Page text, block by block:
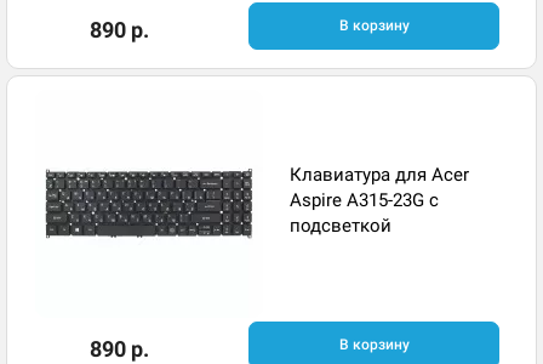
890 р. В корзину
Клавиатура для Acer
Aspire A315-23G с
подсветкой
890 р. В корзину